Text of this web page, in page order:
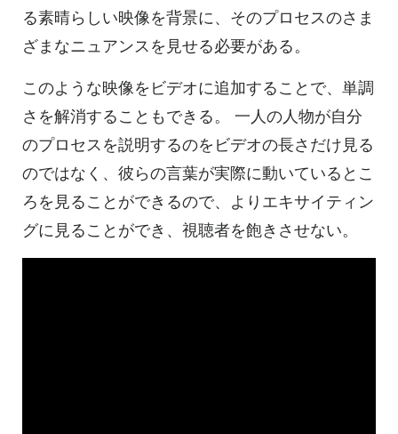
る素晴らしい映像を背景に、そのプロセスのさま
ざまなニュアンスを見せる必要がある。
このような映像をビデオに追加することで、単調
さを解消することもできる。 一人の人物が自分
のプロセスを説明するのをビデオの長さだけ見る
のではなく、彼らの言葉が実際に動いているとこ
ろを見ることができるので、よりエキサイティン
グに見ることができ、視聴者を飽きさせない。